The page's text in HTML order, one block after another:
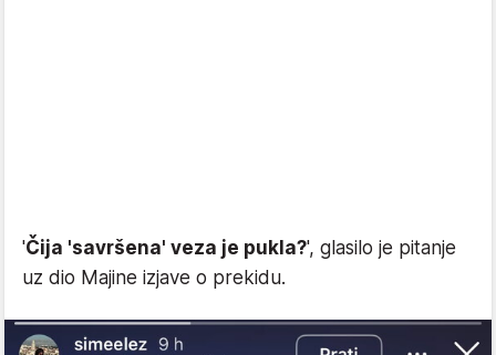
'Čija 'savršena' veza je pukla?', glasilo je pitanje
uz dio Majine izjave o prekidu.